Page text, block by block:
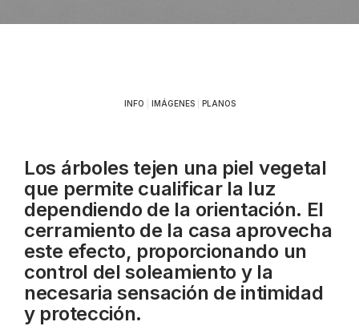
INFO IMÁGENES| PLANOS
Los árboles tejen una piel vegetal
que permite cualificar la luz
dependiendo de la orientación. El
cerramiento de la casa aprovecha
este efecto, proporcionando un
control del soleamiento y la
necesaria sensación de intimidad
y protección.